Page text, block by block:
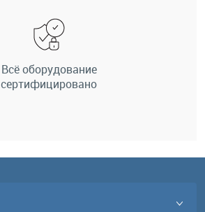
Всё оборудование
сертифицировано